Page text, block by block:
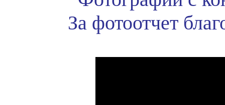
За фотоотчет